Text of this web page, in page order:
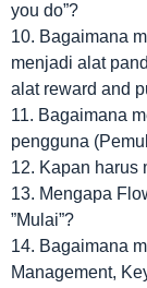
you do”?
10. Bagaimana
menjadi alat
alat reward and
11. Bagaimana
pengguna
12. Kapan harus
13. Mengapa
”Mulai”?
14. Bagaimana
Management,